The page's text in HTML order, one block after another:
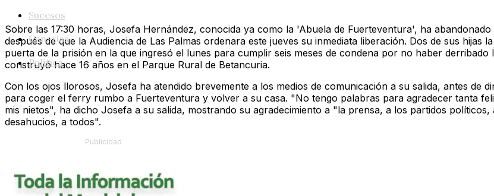
Sucesos
Canarias
Política
Sobre las 17:30 horas, Josefa Hernández, conocida ya como la 'Abuela de Fuerteventura', ha
después de que la Audiencia de Las Palmas ordenara este jueves su inmediata liberación. Dos de sus hijas
puerta de la prisión en la que ingresó el lunes para cumplir seis meses de condena por no haber derribado
construyó hace 16 años en el Parque Rural de Betancuria.
Con los ojos llorosos, Josefa ha atendido brevemente a los medios de comunicación a su salida, antes de
para coger el ferry rumbo a Fuerteventura y volver a su casa. "No tengo palabras para agradecer tanta
mis nietos", ha dicho Josefa a su salida, mostrando su agradecimiento a "la prensa, a los partidos políticos,
desahucios, a todos".
Publicidad